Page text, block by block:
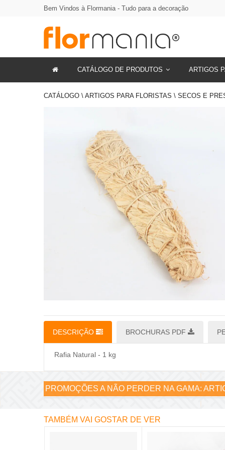
Bem Vindos à Flormania - Tudo para a decoração
CATÁLOGO DE PRODUTOS ARTIGOS
CATÁLOGO \ ARTIGOS PARA FLORISTAS \ SECOS E
DESCRIÇÃO BROCHURAS PDF
Rafia Natural - 1 kg
PROMOÇÕES A NÃO PERDER NA GAMA:
TAMBÉM VAI GOSTAR DE VER